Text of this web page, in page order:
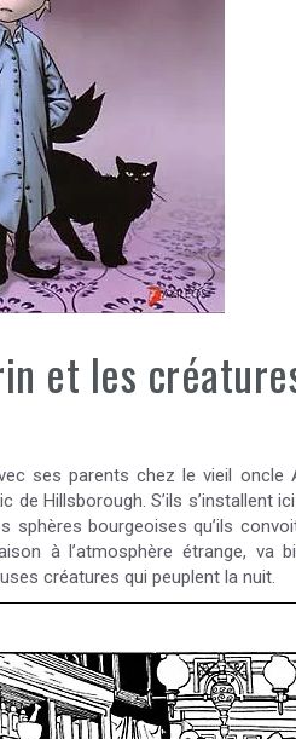
et les
ses parents chez le vieil
Hillsborough. S’ils s’installent
sphères bourgeoises qu’ils
à l’atmosphère étrange, va
créatures qui peuplent la nuit.